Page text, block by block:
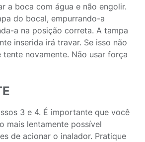
a boca com água e não engolir.
do bocal, empurrando-a
a na posição correta. A tampa
inserida irá travar. Se isso não
novamente. Não usar força
3 e 4. É importante que você
mais lentamente possível
de acionar o inalador. Pratique